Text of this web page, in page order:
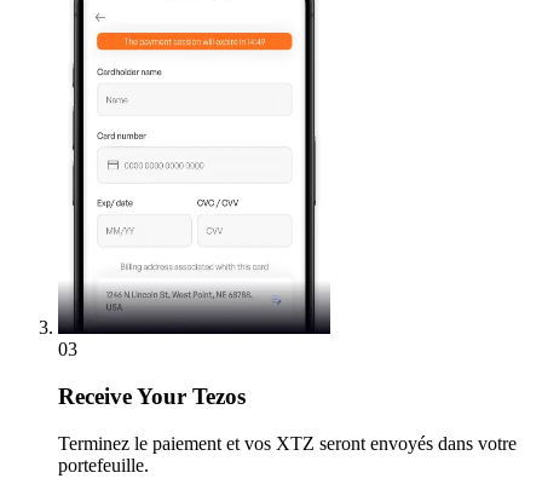
03
ReceiveYour Tezos
Terminez le paiement et vos XTZ seront envoyés dans votre
portefeuille.